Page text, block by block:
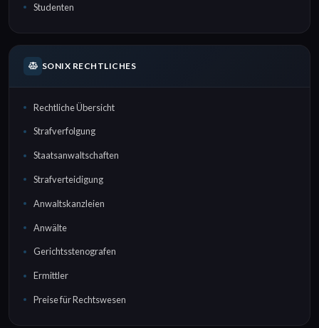
Studenten
SONIX RECHTLICHES
Rechtliche Übersicht
Strafverfolgung
Staatsanwaltschaften
Strafverteidigung
Anwaltskanzleien
Anwälte
Gerichtsstenografen
Ermittler
Preise für Rechtswesen